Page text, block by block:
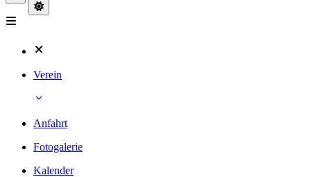
Verein
Anfahrt
Fotogalerie
Kalender